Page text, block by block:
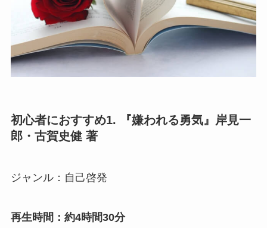
初心者におすすめ1. 『嫌われる勇気』岸見一
郎・古賀史健 著
ジャンル：自己啓発
再生時間：約4時間30分